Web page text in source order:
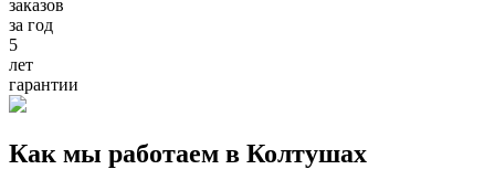
заказов
за год
5
лет
гарантии
Как мы работаем в Колтушах